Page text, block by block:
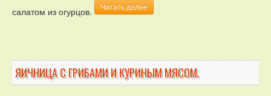
салатом из огурцов.
Читать далее
ЯИЧНИЦА С ГРИБАМИ И КУРИНЫМ МЯСОМ.